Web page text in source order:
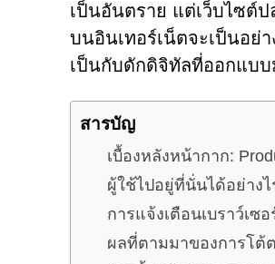
เป็นอันตราย แต่เว็บไซต์ป
บนอินเทอร์เน็ตจะเป็นอย่
เป็นกับดักดิจิทัลที่ออกแบบ
สารบัญ
เบื้องหลังหน้ากาก:
ผู้ใช้ไปอยู่ที่นั่นได้อย่างไ
การแจ้งเตือนเบราว์เซ
ผลที่ตามมาของการโต้